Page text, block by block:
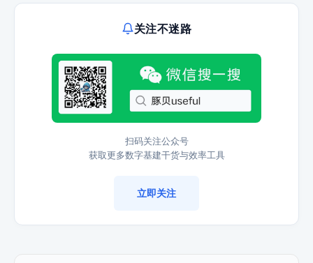
关注不迷路
扫码关注公众号
获取更多数字基建干货与效率工具
立即关注